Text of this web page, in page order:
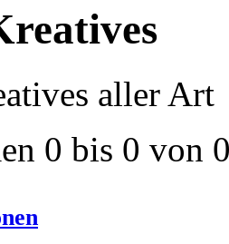
aller Art
0 bis 0 von